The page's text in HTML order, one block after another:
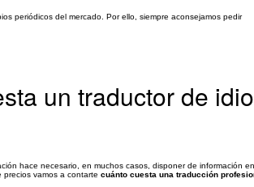
periódicos del mercado. Por ello, siempre aconsejamos pedir
un traductor de
hace necesario, en muchos casos, disponer de información
vamos a contarte cuánto cuesta una traducción